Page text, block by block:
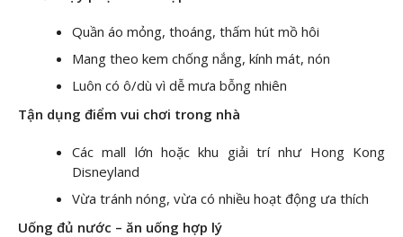
Quần áo mỏng, thoáng, thấm hút mồ hôi
Mang theo kem chống nắng, kính mát, nón
Luôn có ô/dù vì dễ mưa bỗng nhiên
Tận dụng điểm vui chơi trong nhà
Các mall lớn hoặc khu giải trí như Hong Kong
Disneyland
Vừa tránh nóng, vừa có nhiều hoạt động ưa thích
Uống đủ nước – ăn uống hợp lý